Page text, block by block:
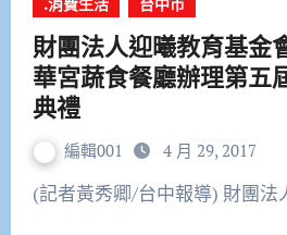
財團法人迎曦教育基金
華宮蔬食餐廳辦理第五
典禮
編輯001 4 月 29, 2017
(記者黃秀卿/台中報導) 財團